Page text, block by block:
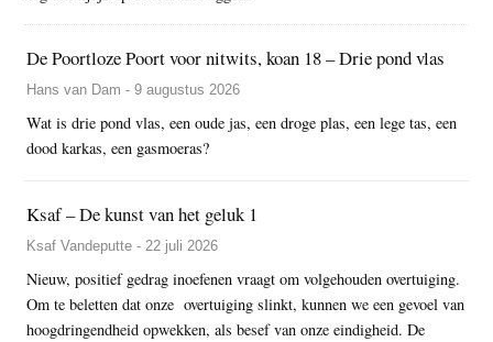
De Poortloze Poort voor nitwits, koan 18 – Drie pond vlas
Hans van Dam - 9 augustus 2026
Wat is drie pond vlas, een oude jas, een droge plas, een lege tas, een
dood karkas, een gasmoeras?
Ksaf – De kunst van het geluk 1
Ksaf Vandeputte - 22 juli 2026
Nieuw, positief gedrag inoefenen vraagt om volgehouden overtuiging.
Om te beletten dat onze overtuiging slinkt, kunnen we een gevoel van
hoogdringendheid opwekken, als besef van onze eindigheid. De